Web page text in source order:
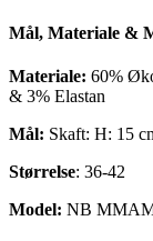
Mål, Materiale &
Materiale: 60%
& 3% Elastan
Mål: Skaft: H: 15
Størrelse: 36-42
Model: NB